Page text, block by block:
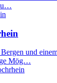
u…
und
Mög…